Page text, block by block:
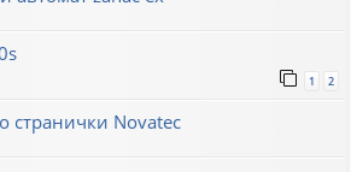
1 2
странички Novatec